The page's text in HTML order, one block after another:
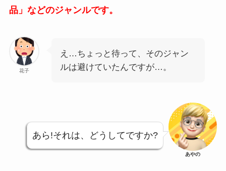
品」などのジャンルです。
花子
え…ちょっと待って、そのジャン
ルは避けていたんですが…。
あら!それは、どうしてですか?
あやの